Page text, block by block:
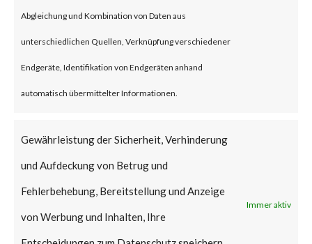
Abgleichung und Kombination von Daten aus
unterschiedlichen Quellen, Verknüpfung verschiedener
Endgeräte, Identifikation von Endgeräten anhand
automatisch übermittelter Informationen.
Gewährleistung der Sicherheit, Verhinderung
und Aufdeckung von Betrug und
Fehlerbehebung, Bereitstellung und Anzeige
von Werbung und Inhalten, Ihre
Immer aktiv
actively exploited in the wild.
Microsoft released a patch on
Patch Tuesday updates. Please
follow the link to learn more
about mitigation steps. [ Link ]